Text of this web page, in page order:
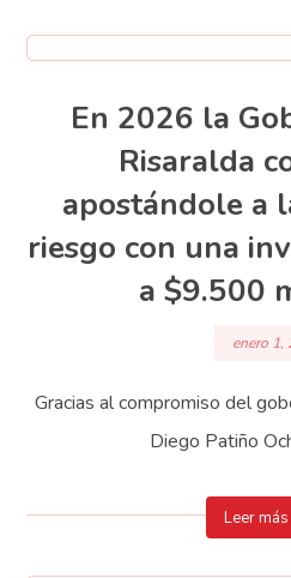
En 2026 la
Risaralda
apostándole a
riesgo con una
a $9.500
enero 1,
Gracias al compromiso del
Diego Patiño
Leer más